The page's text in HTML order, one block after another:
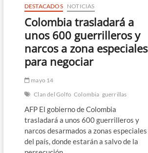
DESTACADOS NOTICIAS
Colombia trasladará a
unos 600 guerrilleros y
narcos a zona especiales
para negociar
mayo 14
Clan del Golfo Colombia guerrillas
AFP El gobierno de Colombia
trasladará a unos 600 guerrilleros y
narcos desarmados a zonas especiales
del país, donde estarán a salvo de la